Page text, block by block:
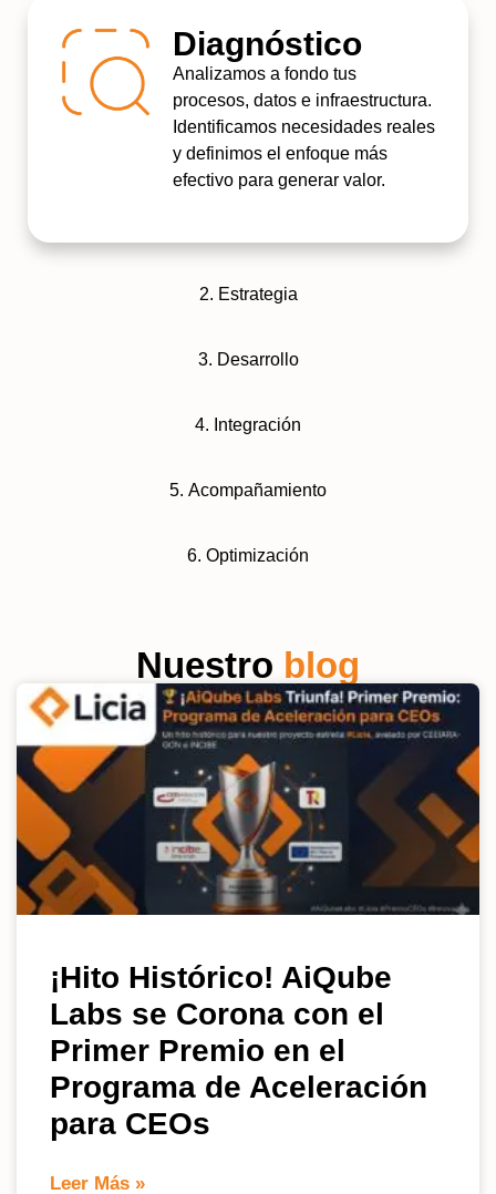
2. Estrategia
3. Desarrollo
4. Integración
5. Acompañamiento
6. Optimización
Diagnóstico
Analizamos a fondo tus
procesos, datos e infraestructura.
Identificamos necesidades reales
y definimos el enfoque más
efectivo para generar valor.
Nuestro blog
¡Hito Histórico! AiQube
Labs se Corona con el
Primer Premio en el
Programa de Aceleración
para CEOs
Leer Más »